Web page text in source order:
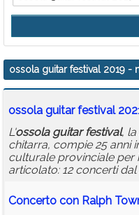
Eventi
Info Utili
Rubriche
Calendario
Annunci
ossola guitar festival 2019 -
ossola guitar festival
L'ossola guitar festival,
chitarra, compie 25 anni
culturale provinciale
articolato: 12 concerti
Concerto con Ralph